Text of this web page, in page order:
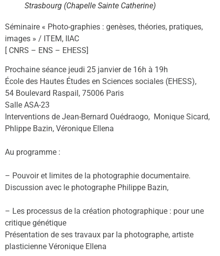
Strasbourg (Chapelle Sainte Catherine)
Séminaire « Photo-graphies : genèses, théories, pratiques,
images » / ITEM, IIAC
[ CNRS – ENS – EHESS]
Prochaine séance jeudi 25 janvier de 16h à 19h
École des Hautes Études en Sciences sociales (EHESS),
54 Boulevard Raspail, 75006 Paris
Salle ASA-23
Interventions de Jean-Bernard Ouédraogo, Monique Sicard,
Phlippe Bazin, Véronique Ellena
Au programme :
– Pouvoir et limites de la photographie documentaire.
Discussion avec le photographe Philippe Bazin,
– Les processus de la création photographique : pour une
critique génétique
Présentation de ses travaux par la photographe, artiste
plasticienne Véronique Ellena